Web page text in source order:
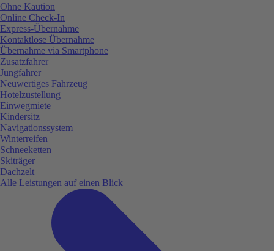
Ohne Kaution
Online Check-In
Express-Übernahme
Kontaktlose Übernahme
Übernahme via Smartphone
Zusatzfahrer
Jungfahrer
Neuwertiges Fahrzeug
Hotelzustellung
Einwegmiete
Kindersitz
Navigationssystem
Winterreifen
Schneeketten
Skiträger
Dachzelt
Alle Leistungen auf einen Blick